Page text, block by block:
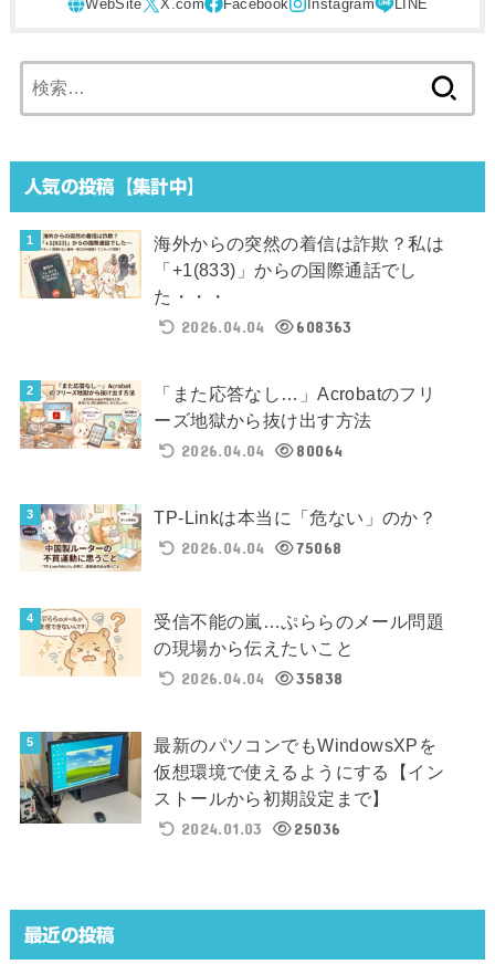
索:
人気の投稿【集計中】
海外からの突然の着信は詐欺？私は
「+1(833)」からの国際通話でし
た・・・
2026.04.04
608363
「また応答なし…」Acrobatのフリ
ーズ地獄から抜け出す方法
2026.04.04
80064
TP-Linkは本当に「危ない」のか？
2026.04.04
75068
受信不能の嵐…ぷららのメール問題
の現場から伝えたいこと
2026.04.04
35838
最新のパソコンでもWindowsXPを
仮想環境で使えるようにする【イン
ストールから初期設定まで】
2024.01.03
25036
最近の投稿